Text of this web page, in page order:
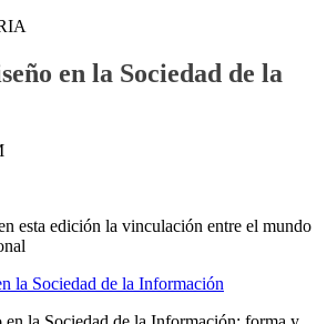
en la Sociedad de la
esta edición la vinculación entre el mundo